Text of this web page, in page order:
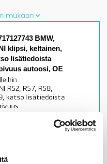
BMW,
klipsi, keltainen,
lisätiedoista
autoosi, OE
R52, R57, R58,
katso lisätiedoista
1-3pv